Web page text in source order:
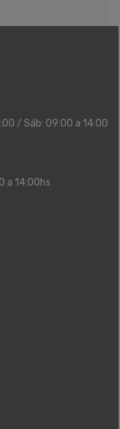
/ Sáb: 09:00 a 14:00
a 14:00hs